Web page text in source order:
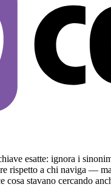
esatte: ignora i
rispetto a chi naviga —
stavano cercando